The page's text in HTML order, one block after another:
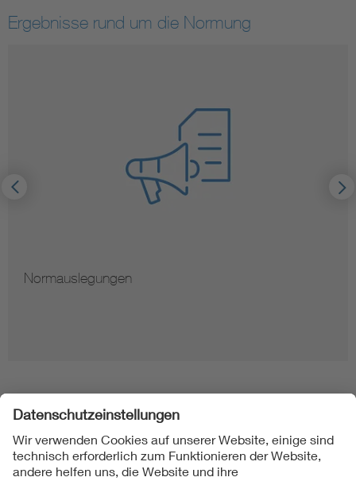
Ergebnisse rund um die Normung
Normauslegungen
Folgen Sie uns